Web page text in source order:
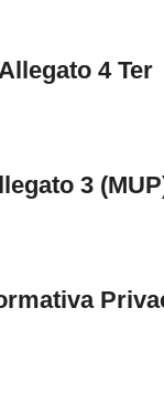
4 Ter
3